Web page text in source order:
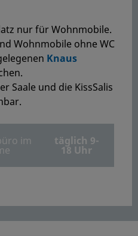
nur für Wohnmobile.
Wohnmobile ohne WC
Knaus
Saale und die KissSalis
im täglich 9-
18 Uhr